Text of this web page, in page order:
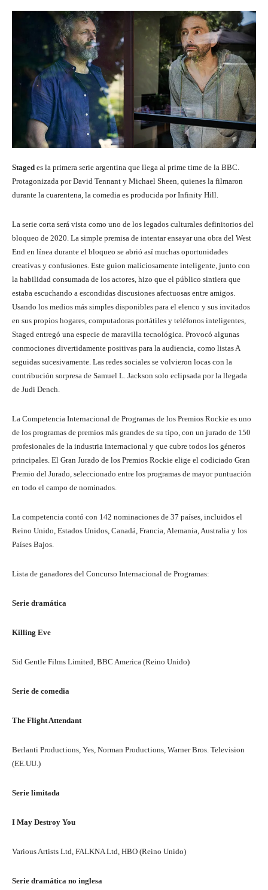
Staged es la primera serie argentina que llega al prime time de la BBC.
Protagonizada por David Tennant y Michael Sheen, quienes la filmaron
durante la cuarentena, la comedia es producida por Infinity Hill.
La serie corta será vista como uno de los legados culturales definitorios del
bloqueo de 2020. La simple premisa de intentar ensayar una obra del West
End en línea durante el bloqueo se abrió así muchas oportunidades
creativas y confusiones. Este guion maliciosamente inteligente, junto con
la habilidad consumada de los actores, hizo que el público sintiera que
estaba escuchando a escondidas discusiones afectuosas entre amigos.
Usando los medios más simples disponibles para el elenco y sus invitados
en sus propios hogares, computadoras portátiles y teléfonos inteligentes,
Staged entregó una especie de maravilla tecnológica. Provocó algunas
conmociones divertidamente positivas para la audiencia, como listas A
seguidas sucesivamente. Las redes sociales se volvieron locas con la
contribución sorpresa de Samuel L. Jackson solo eclipsada por la llegada
de Judi Dench.
La Competencia Internacional de Programas de los Premios Rockie es uno
de los programas de premios más grandes de su tipo, con un jurado de 150
profesionales de la industria internacional y que cubre todos los géneros
principales. El Gran Jurado de los Premios Rockie elige el codiciado Gran
Premio del Jurado, seleccionado entre los programas de mayor puntuación
en todo el campo de nominados.
La competencia contó con 142 nominaciones de 37 países, incluidos el
Reino Unido, Estados Unidos, Canadá, Francia, Alemania, Australia y los
Países Bajos.
Lista de ganadores del Concurso Internacional de Programas:
Serie dramática
Killing Eve
Sid Gentle Films Limited, BBC America (Reino Unido)
Serie de comedia
The Flight Attendant
Berlanti Productions, Yes, Norman Productions, Warner Bros. Television
(EE.UU.)
Serie limitada
I May Destroy You
Various Artists Ltd, FALKNA Ltd, HBO (Reino Unido)
Serie dramática no inglesa